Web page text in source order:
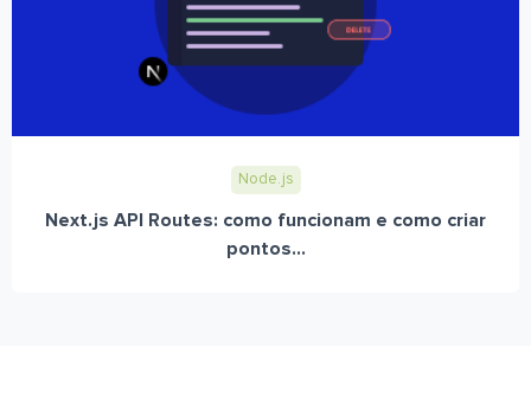
Node.js
Next.js API Routes: como funcionam e como criar
pontos...